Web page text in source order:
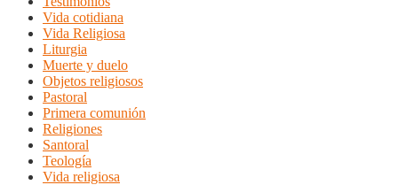
Vida cotidiana
Vida Religiosa
Liturgia
Muerte y duelo
Objetos religiosos
Pastoral
Primera comunión
Religiones
Santoral
Teología
Vida religiosa